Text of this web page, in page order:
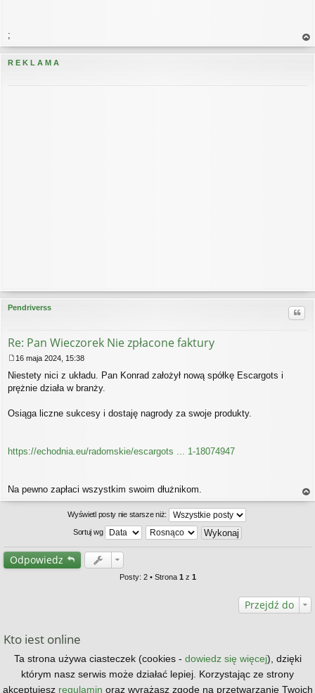
;
a
R E K L A M A
Pendriverss
Re: Pan Wieczorek Nie zpłacone faktury
o
s
16 maja 2024, 15:38
Niestety nici z układu. Pan Konrad założył nową spółkę Escargots i
prężnie działa w branży.
Osiąga liczne sukcesy i dostaję nagrody za swoje produkty.
https://echodnia.eu/radomskie/escargots ... 1-18074947
Na pewno zapłaci wszystkim swoim dłużnikom.
a
Wyświetl posty nie starsze niż:
Sortuj wg
Odpowiedz
Posty: 2 • Strona 1 z 1
Przejdź do
Kto jest online
Użytkownicy przeglądający to forum: Obecnie na forum nie ma żadnego
zarejestrowanego użytkownika i 1 gość
Strona główna Zespół administracyjny
Kontakt z nami
Ta strona używa ciasteczek (cookies - dowiedz się więcej), dzięki
którym nasz serwis może działać lepiej. Korzystając ze strony
akceptujesz regulamin oraz wyrażasz zgodę na przetwarzanie Twoich